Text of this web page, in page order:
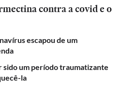
contra a covid e o
escapou de um
sido um período traumatizante
la